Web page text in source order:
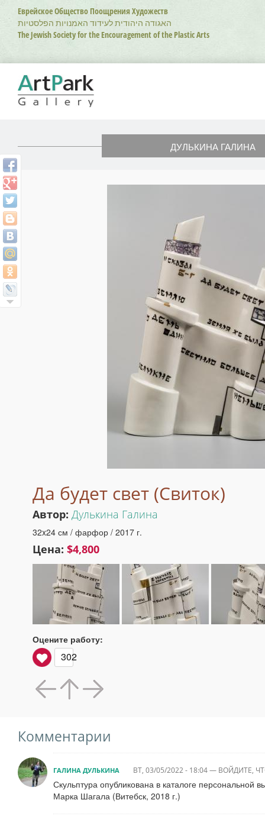
Перейти
основному
содержанию
Еврейское Общество Поощрения Художеств
האגודה היהודית לעידוד האמנויות הפלסטיות
The Jewish Society for the Encouragement of the Plastic Arts
ДУЛЬКИНА ГАЛИНА
Да будет свет (Свиток)
Автор: Дулькина Галина
32x24 см / фарфор / 2017 г.
Цена: $4,800
Оцените работу:
302
Комментарии
ГАЛИНА ДУЛЬКИНА ВТ, 03/05/2022 - 18:04— ВОЙДИТЕ,
Скульптура опубликована в каталоге персональной
Марка Шагала (Витебск, 2018 г.)